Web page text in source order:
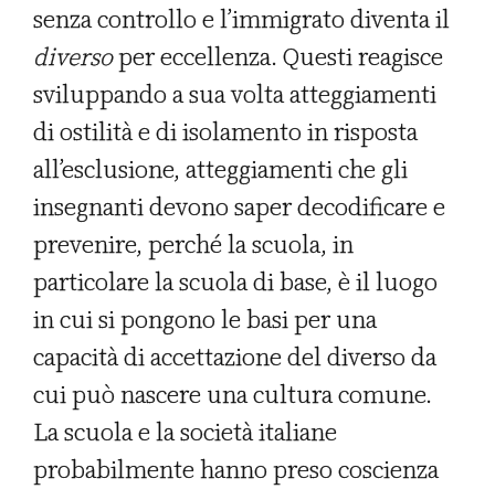
senza controllo e l’immigrato diventa il
diversoper eccellenza. Questi reagisce
sviluppando a sua volta atteggiamenti
di ostilità e di isolamento in risposta
all’esclusione, atteggiamenti che gli
insegnanti devono saper decodificare e
prevenire, perché la scuola, in
particolare la scuola di base, è il luogo
in cui si pongono le basi per una
capacità di accettazione del diverso da
cui può nascere una cultura comune.
La scuola e la società italiane
probabilmente hanno preso coscienza